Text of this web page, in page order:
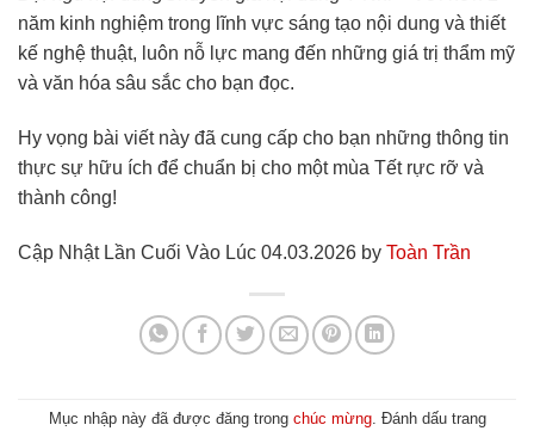
năm kinh nghiệm trong lĩnh vực sáng tạo nội dung và thiết
kế nghệ thuật, luôn nỗ lực mang đến những giá trị thẩm mỹ
và văn hóa sâu sắc cho bạn đọc.
Hy vọng bài viết này đã cung cấp cho bạn những thông tin
thực sự hữu ích để chuẩn bị cho một mùa Tết rực rỡ và
thành công!
Cập Nhật Lần Cuối Vào Lúc 04.03.2026 by Toàn Trần
Mục nhập này đã được đăng trong chúc mừng. Đánh dấu trang